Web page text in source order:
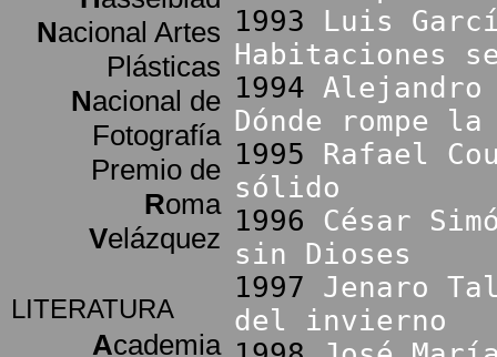
Nacional Artes
Plásticas
Nacional de
Fotografía
Premio de
Roma
Velázquez
LITERATURA
Academia
1993 Luis
Habitaciones
1994 Alejandro
Dónde rompe la
1995 Rafael
sólido
1996 César
sin Dioses
1997 Jenaro
del invierno